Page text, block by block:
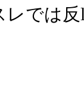
レでは